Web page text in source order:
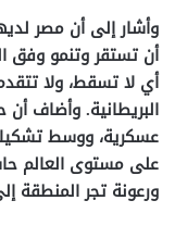
وأشار إلى أن مصر
أن تستقر وتنمو وفق
أي لا تسقط، ولا
البريطانية. وأضاف
عسكرية، ووسط
على مستوى العالم
ورعونة تجر المنطقة